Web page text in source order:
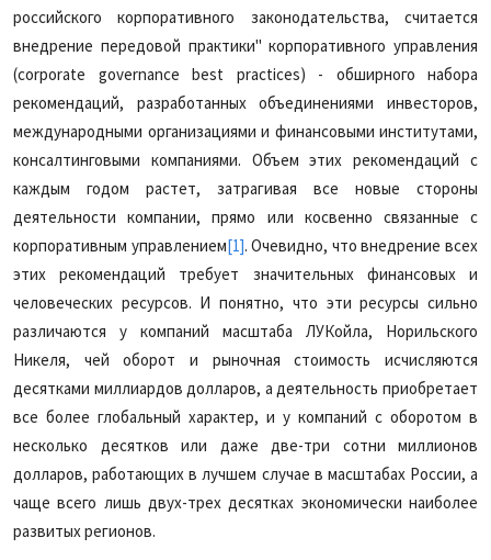
российского корпоративного законодательства, считается
внедрение передовой практики" корпоративного управления
(corporate governance best practices) - обширного набора
рекомендаций, разработанных объединениями инвесторов,
международными организациями и финансовыми институтами,
консалтинговыми компаниями. Объем этих рекомендаций с
каждым годом растет, затрагивая все новые стороны
деятельности компании, прямо или косвенно связанные с
корпоративным управлением[1]. Очевидно, что внедрение всех
этих рекомендаций требует значительных финансовых и
человеческих ресурсов. И понятно, что эти ресурсы сильно
различаются у компаний масштаба ЛУКойла, Норильского
Никеля, чей оборот и рыночная стоимость исчисляются
десятками миллиардов долларов, а деятельность приобретает
все более глобальный характер, и у компаний с оборотом в
несколько десятков или даже две-три сотни миллионов
долларов, работающих в лучшем случае в масштабах России, а
чаще всего лишь двух-трех десятках экономически наиболее
развитых регионов.